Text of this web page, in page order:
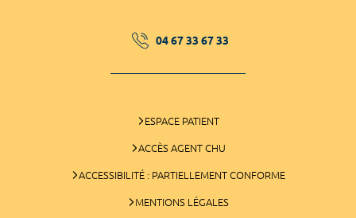
04 67 33 67 33
ESPACE PATIENT
ACCÈS AGENT CHU
ACCESSIBILITÉ : PARTIELLEMENT CONFORME
MENTIONS LÉGALES